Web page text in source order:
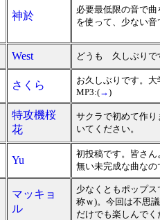
神於
必要最低限の音で
を使って、少ない
West どうも 久しぶりで
さくら
お久しぶりです。
MP3:(→)
特攻機桜
花
サクラで初めて作
いてください。
Yu
初投稿です。皆さ
無い未完成な曲な
マッキョ
ル
少なくともポップ
称ｗ)。今回は不思
だけでも楽しんでく